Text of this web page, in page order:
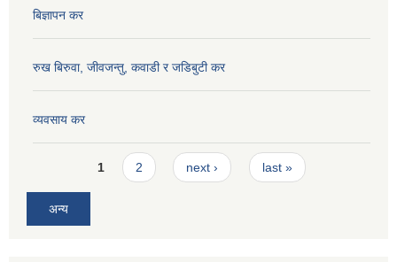
बिज्ञापन कर
रुख बिरुवा, जीवजन्तु, कवाडी र जडिबुटी कर
व्यवसाय कर
Pages1 2 next › last »
अन्य